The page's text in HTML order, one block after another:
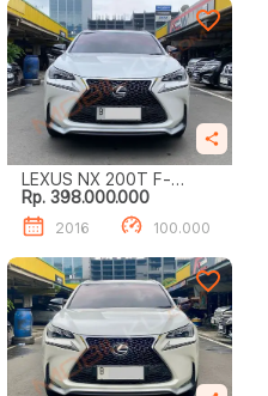
LEXUS NX 200T F-
SPORT
Rp. 398.000.000
2016 100.000